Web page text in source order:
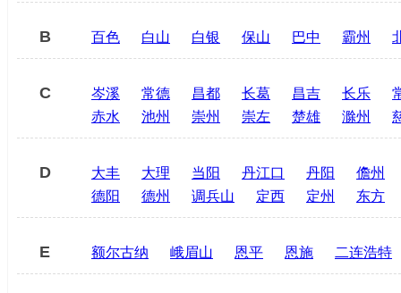
B 百色 白山 白银 保山 巴中 霸州
C 岑溪 常德 昌都 长葛 昌吉 长乐
赤水
池州 崇州 崇左 楚雄 滁州
D 大丰 大理 当阳 丹江口 丹阳
儋州
德阳
德州 调兵山 定西 定州 东方
E 额尔古纳 峨眉山 恩平 恩施 二连浩特